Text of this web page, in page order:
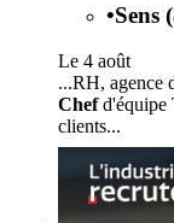
•Sens
Le 4 août
...RH, agence
Chefd'équipe
clients...